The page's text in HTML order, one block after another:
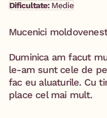
Dificultate: Medie
Mucenici
Duminica am facut
le-am sunt cele de
fac eu aluaturile. Cu
place cel mai mult.⁣